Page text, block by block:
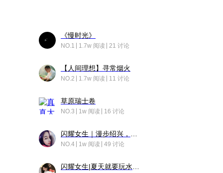
《慢时光》
NO.1 1.7w 阅读 21 讨论
【人间理想】寻常烟火
NO.2 1.7w 阅读 11 讨论
草原瑞士卷
NO.3 1w 阅读 16 讨论
NO.4 1w 阅读 49 讨论